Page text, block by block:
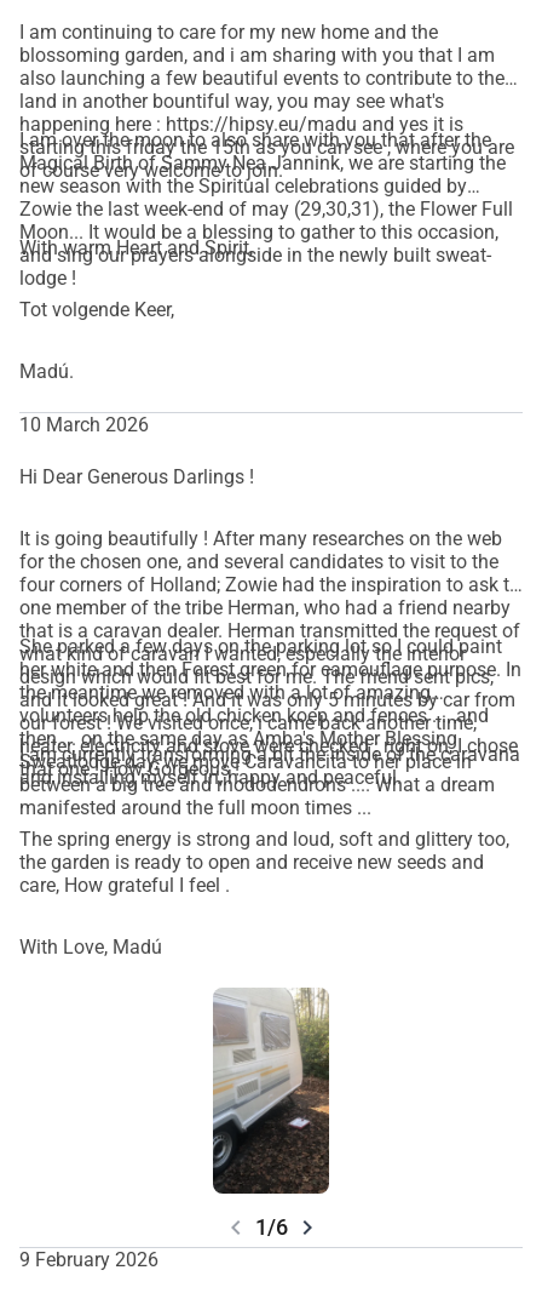
I am continuing to care for my new home and the
blossoming garden, and i am sharing with you that I am
also launching a few beautiful events to contribute to the
land in another bountiful way, you may see what's
happening here : https://hipsy.eu/madu and yes it is
starting this friday the 15th as you can see , where you are
of course very welcome to join.
I am over the moon to also share with you that after the
Magical Birth of Sammy Nea Jannink, we are starting the
new season with the Spiritual celebrations guided by
Zowie the last week-end of may (29,30,31), the Flower Full
Moon... It would be a blessing to gather to this occasion,
and sing our prayers alongside in the newly built sweat-
lodge !
With warm Heart and Spirit,
Tot volgende Keer,
Madú.
10 March 2026
Hi Dear Generous Darlings !
It is going beautifully ! After many researches on the web
for the chosen one, and several candidates to visit to the
four corners of Holland; Zowie had the inspiration to ask to
one member of the tribe Herman, who had a friend nearby
that is a caravan dealer. Herman transmitted the request of
what kind of caravan I wanted, especially the interior
design which would fit best for me. The friend sent pics,
and it looked great ! And it was only 5 minutes by car from
our forest ! We visited once, i came back another time,
heater, electricity and stove were checked : right on, I chose
that one ! How Gorgeous !
She parked a few days on the parking lot so I could paint
her white and then Forest green for camouflage purpose. In
the meantime we removed with a lot of amazing
volunteers help the old chicken koep and fences .... and
then.... on the same day as Amba's Mother Blessing
Sweatlodge day, we move Caravancita to her place in
between a big tree and rhododendrons .... What a dream
manifested around the full moon times ...
I am currently transforming a bit the inside of the caravana
and installing myself in, happy and peaceful.
The spring energy is strong and loud, soft and glittery too,
the garden is ready to open and receive new seeds and
care, How grateful I feel .
With Love, Madú
chevron_left 1/6 chevron_right
9 February 2026